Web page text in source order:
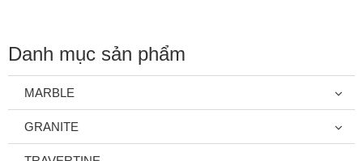
Danh mục sản phẩm
MARBLE
GRANITE